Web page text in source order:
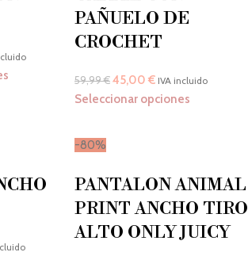
PAÑUELO DE
CROCHET
59,99€45,00 € IVA incluido
Seleccionar opciones
-80%
PANTALON ANIMAL
PRINT ANCHO TIRO
ALTO ONLY JUICY